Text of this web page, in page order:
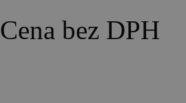
Cena bez DPH